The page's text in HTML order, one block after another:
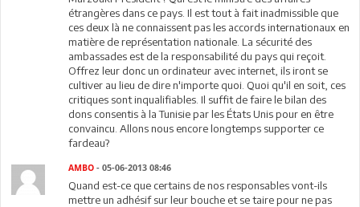
étrangères dans ce pays. Il est tout à fait inadmissible que
ces deux là ne connaissent pas les accords internationaux en
matière de représentation nationale. La sécurité des
ambassades est de la responsabilité du pays qui reçoit.
Offrez leur donc un ordinateur avec internet, ils iront se
cultiver au lieu de dire n'importe quoi. Quoi qu'il en soit, ces
critiques sont inqualifiables. Il suffit de faire le bilan des
dons consentis à la Tunisie par les États Unis pour en être
convaincu. Allons nous encore longtemps supporter ce
fardeau?
AMBO - 05-06-2013 08:46
Quand est-ce que certains de nos responsables vont-ils
mettre un adhésif sur leur bouche et se taire pour ne pas